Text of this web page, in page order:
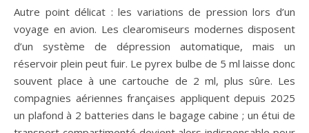
Autre point délicat : les variations de pression lors d’un
voyage en avion. Les clearomiseurs modernes disposent
d’un système de dépression automatique, mais un
réservoir plein peut fuir. Le pyrex bulbe de 5 ml laisse donc
souvent place à une cartouche de 2 ml, plus sûre. Les
compagnies aériennes françaises appliquent depuis 2025
un plafond à 2 batteries dans le bagage cabine ; un étui de